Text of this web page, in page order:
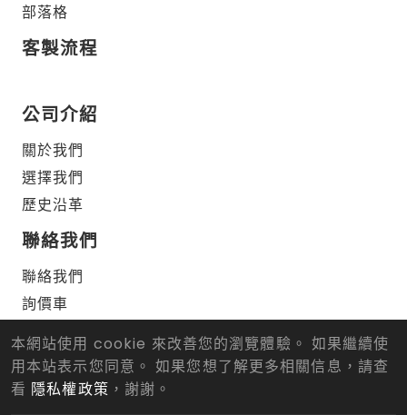
部落格
客製流程
公司介紹
關於我們
選擇我們
歷史沿革
聯絡我們
聯絡我們
詢價車
© 2026 仁武正順車刀有限公司 版權所有.Designed by Lets
Media
本網站使用 cookie 來改善您的瀏覽體驗。 如果繼續使
用本站表示您同意。 如果您想了解更多相關信息，請查
看 隱私權政策 ，謝謝。